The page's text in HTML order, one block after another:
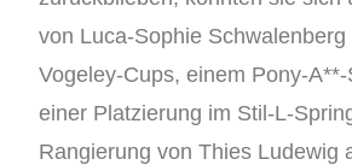
von Luca-Sophie
Vogeley-Cups, einem Pony-
einer Platzierung im Stil-L-
Rangierung von Thies Ludewig